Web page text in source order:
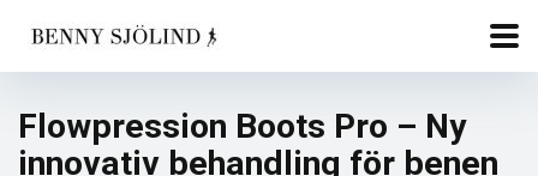
Flowpression Boots Pro – Ny
innovativ behandling för benen